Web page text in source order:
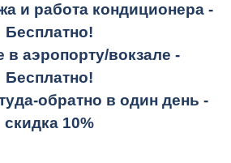
и работа кондиционера -
Бесплатно!
в аэропорту/вокзале -
Бесплатно!
обратно в один день -
скидка 10%